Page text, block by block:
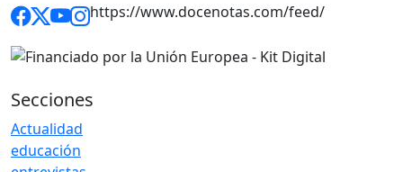
https://www.docenotas.com/feed/
Secciones
Actualidad
educación